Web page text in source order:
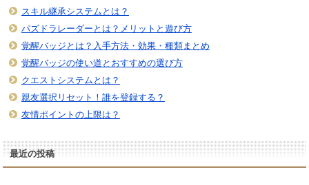
スキル継承システムとは？
パズドラレーダーとは？メリットと遊び方
覚醒バッジとは？入手方法・効果・種類まとめ
覚醒バッジの使い道とおすすめの選び方
クエストシステムとは？
親友選択リセット！誰を登録する？
友情ポイントの上限は？
最近の投稿